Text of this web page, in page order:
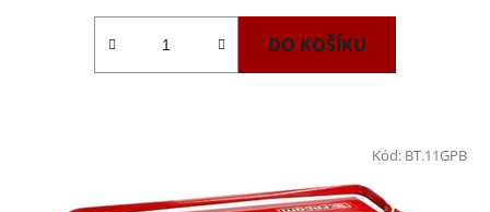
DO KOŠÍKU
Kód: BT.11GPB